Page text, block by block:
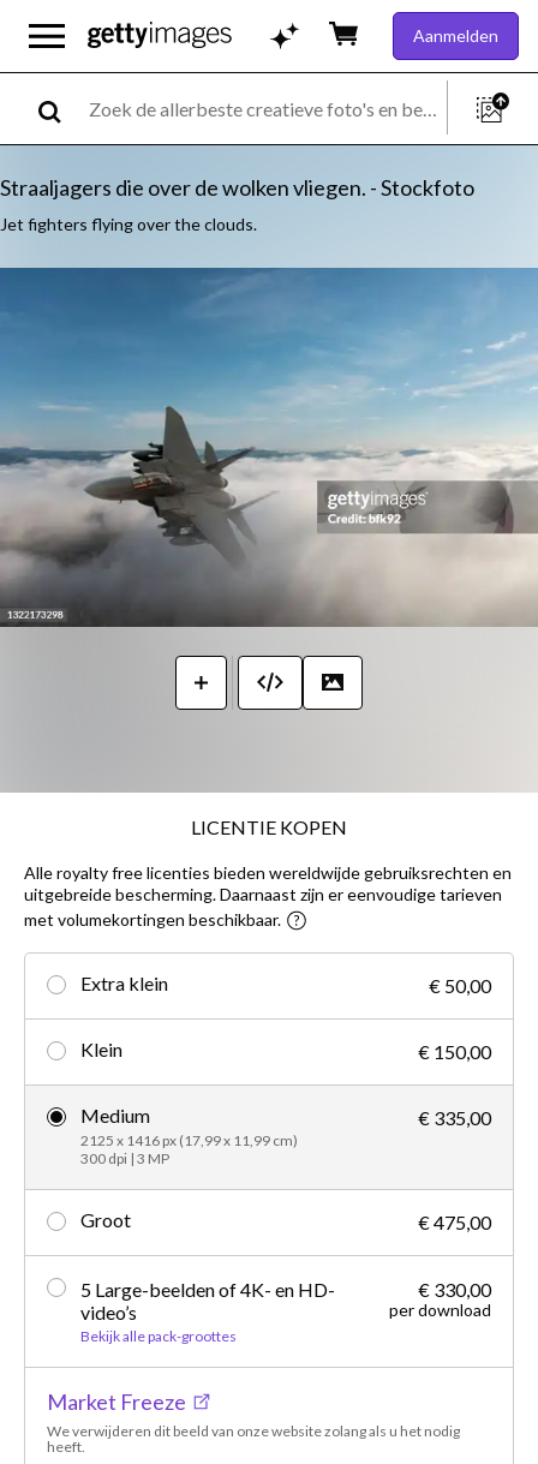
Aanmelden
Straaljagers die over de wolken vliegen. - Stockfoto
Jet fighters flying over the clouds.
LICENTIE KOPEN
Alle royalty free licenties bieden wereldwijde gebruiksrechten en
uitgebreide bescherming. Daarnaast zijn er eenvoudige tarieven
met volumekortingen beschikbaar.
Extra klein € 50,00
Klein € 150,00
Medium
2125 x 1416 px (17,99 x 11,99 cm)
300 dpi | 3 MP
€ 335,00
Groot € 475,00
5 Large-beelden of 4K- en HD-
video’s
Bekijk alle pack-groottes
€ 330,00
per download
Market Freeze
We verwijderen dit beeld van onze website zolang als u het nodig
heeft.